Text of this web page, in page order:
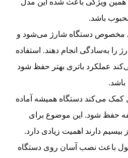
همین ویژگی باعث شده این مدل
باشد.
مخصوص دستگاه شارژ می‌شود و
را به‌سادگی انجام دهند. استفاده
عملکرد باتری بهتر حفظ شود
کمک می‌کند دستگاه همیشه آماده
حفظ شود. این موضوع برای
بیسیم دارند اهمیت زیادی دارد.
باعث نصب آسان روی دستگاه